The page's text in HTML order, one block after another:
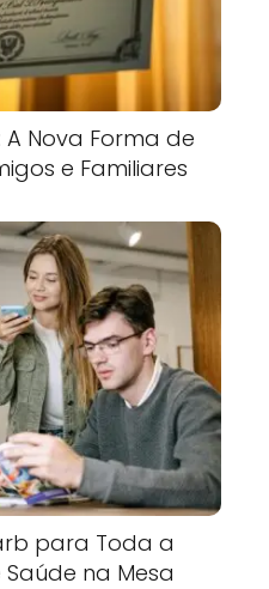
Nova Forma de
e Familiares
para Toda a
na Mesa